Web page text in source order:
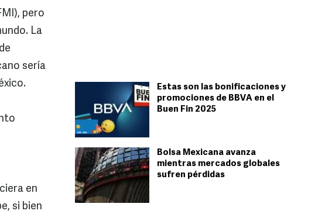
Estas son las bonificaciones y
promociones de BBVA en el
Buen Fin 2025
Bolsa Mexicana avanza
mientras mercados globales
sufren pérdidas
pero
La
sería
en
si bien